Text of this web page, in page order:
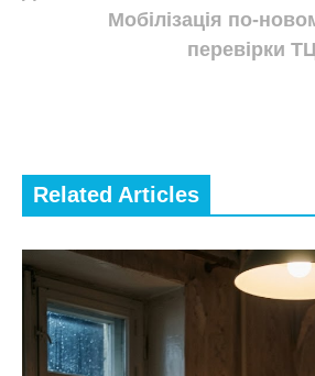
Мoбілізaція по-
перевірки
Related Articles